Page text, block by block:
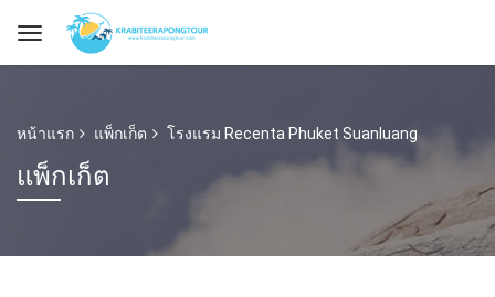
หน้าแรก แพ็กเก็ต โรงแรม Recenta Phuket Suanluang
แพ็กเก็ต